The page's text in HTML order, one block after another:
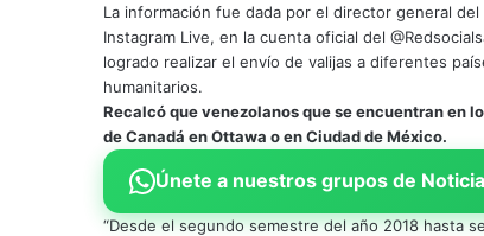
La información fue dada por el director general
Instagram Live, en la cuenta oficial del
logrado realizar el envío de valijas a diferentes
humanitarios.
Recalcó que venezolanos que se encuentran en
de Canadá en Ottawa o en Ciudad de México.
Únete a nuestros grupos de
“Desde el segundo semestre del año 2018 hasta